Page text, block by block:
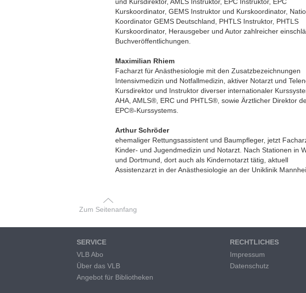
Kurskoordinator, GEMS Instruktor und Kurskoordinator,
Koordinator GEMS Deutschland, PHTLS Instruktor, PHTLS
Kurskoordinator, Herausgeber und Autor zahlreicher
Buchveröffentlichungen.
Maximilian Rhiem
Facharzt für Anästhesiologie mit den Zusatzbezeichnungen
Intensivmedizin und Notfallmedizin, aktiver Notarzt und
Kursdirektor und Instruktor diverser internationaler
AHA, AMLS®, ERC und PHTLS®, sowie Ärztlicher Direktor
EPC®-Kurssystems.
Arthur Schröder
ehemaliger Rettungsassistent und Baumpfleger, jetzt
Kinder- und Jugendmedizin und Notarzt. Nach Stationen in
und Dortmund, dort auch als Kindernotarzt tätig, aktuell
Assistenzarzt in der Anästhesiologie an der Uniklinik
Zum Seitenanfang
SERVICE
VLB Abo
Über das VLB
Angebot für Bibliotheken
RECHTLICHES
Impressum
Datenschutz